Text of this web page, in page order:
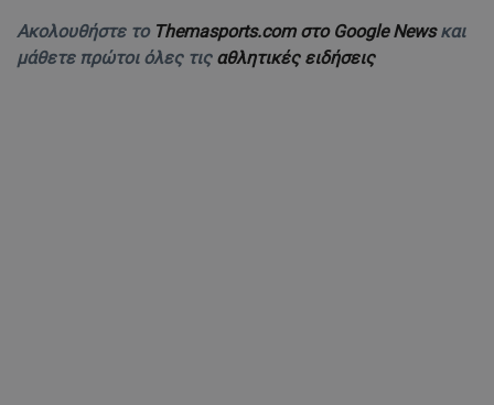
Ακολουθήστε το Themasports.com στο Google Newsκαι
μάθετε πρώτοι όλες τις αθλητικές ειδήσεις